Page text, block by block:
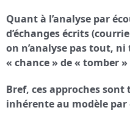
Quant à l’analyse par
d’échanges écrits
on n’analyse pas tout,
« chance » de « tomber
Bref, ces approches
inhérente au modèle